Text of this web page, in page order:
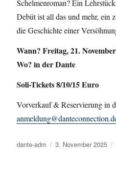
Schelmenroman? Ein
Debüt ist all das und mehr, ein
die Geschichte einer
Wann? Freitag, 21.
Wo? in der Dante
Soli-Tickets 8/10/15 Euro
Vorverkauf & Reservierung in
Autor
dante-adm
Veröffentlicht
3. November 2025